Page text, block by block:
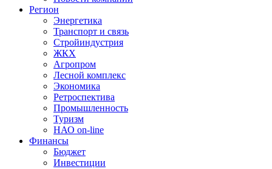
Регион
Энергетика
Транспорт и связь
Стройиндустрия
ЖКХ
Агропром
Лесной комплекс
Экономика
Ретроспектива
Промышленность
Туризм
НАО on-line
Финансы
Бюджет
Инвестиции